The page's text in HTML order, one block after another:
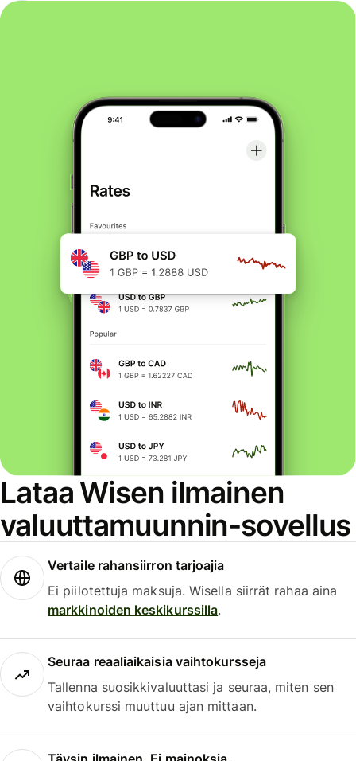
Lataa Wisen ilmainen
valuuttamuunnin-sovellus
Vertaile rahansiirron tarjoajia
Ei piilotettuja maksuja. Wisella siirrät rahaa aina
markkinoiden keskikurssilla.
Seuraa reaaliaikaisia vaihtokursseja
Tallenna suosikkivaluuttasi ja seuraa, miten sen
vaihtokurssi muuttuu ajan mittaan.